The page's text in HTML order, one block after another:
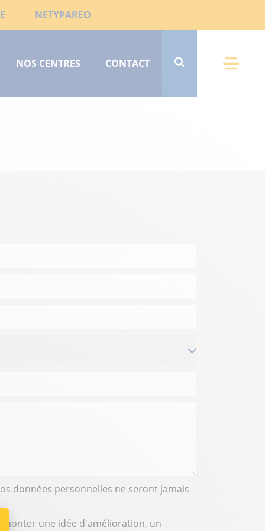
NETYPAREO
NOS CENTRES CONTACT
Menu
données personnelles ne seront jamais
une idée d'amélioration, un